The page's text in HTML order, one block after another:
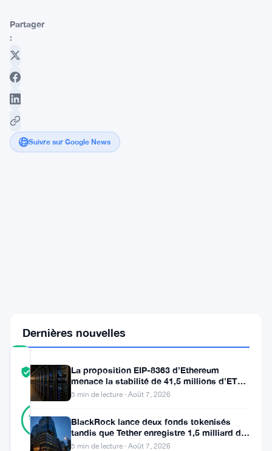
Partager
:
Suivre sur Google News
TRUST
SCORE
Vérifié
96%
RÉEL
Mis à jour 10 mois il y a
Dernières nouvelles
La proposition EIP-8363 d’Ethereum
menace la stabilité de 41,5 millions d’ETH
stakés et de la DeFi
5 min de lecture · Août 7, 2026
BlackRock lance deux fonds tokenisés
tandis que Tether enregistre 1,5 milliard de
bénéfices au T2
5 min de lecture · Août 7, 2026